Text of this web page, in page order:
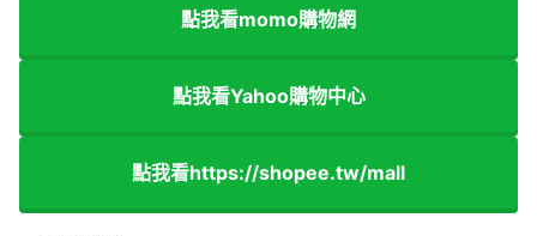
點我看momo購物網
點我看Yahoo購物中心
點我看https://shopee.tw/mall